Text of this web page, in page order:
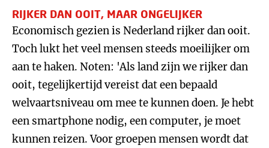
RIJKER DAN OOIT, MAAR ONGELIJKER
Economisch gezien is Nederland rijker dan ooit.
Toch lukt het veel mensen steeds moeilijker om
aan te haken. Noten: 'Als land zijn we rijker dan
ooit, tegelijkertijd vereist dat een bepaald
welvaartsniveau om mee te kunnen doen. Je hebt
een smartphone nodig, een computer, je moet
kunnen reizen. Voor groepen mensen wordt dat